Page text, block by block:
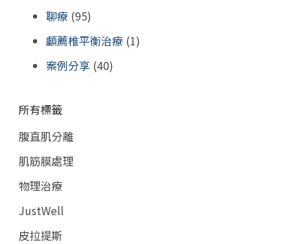
聊療(95)
顱薦椎平衡治療(1)
案例分享(40)
所有標籤
腹直肌分離
肌筋膜處理
物理治療
JustWell
皮拉提斯